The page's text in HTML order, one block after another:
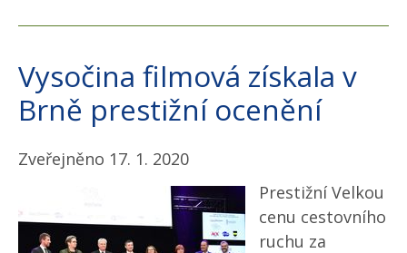
Vysočina filmová získala v
Brně prestižní ocenění
Zveřejněno 17. 1. 2020
Prestižní Velkou
cenu cestovního
ruchu za